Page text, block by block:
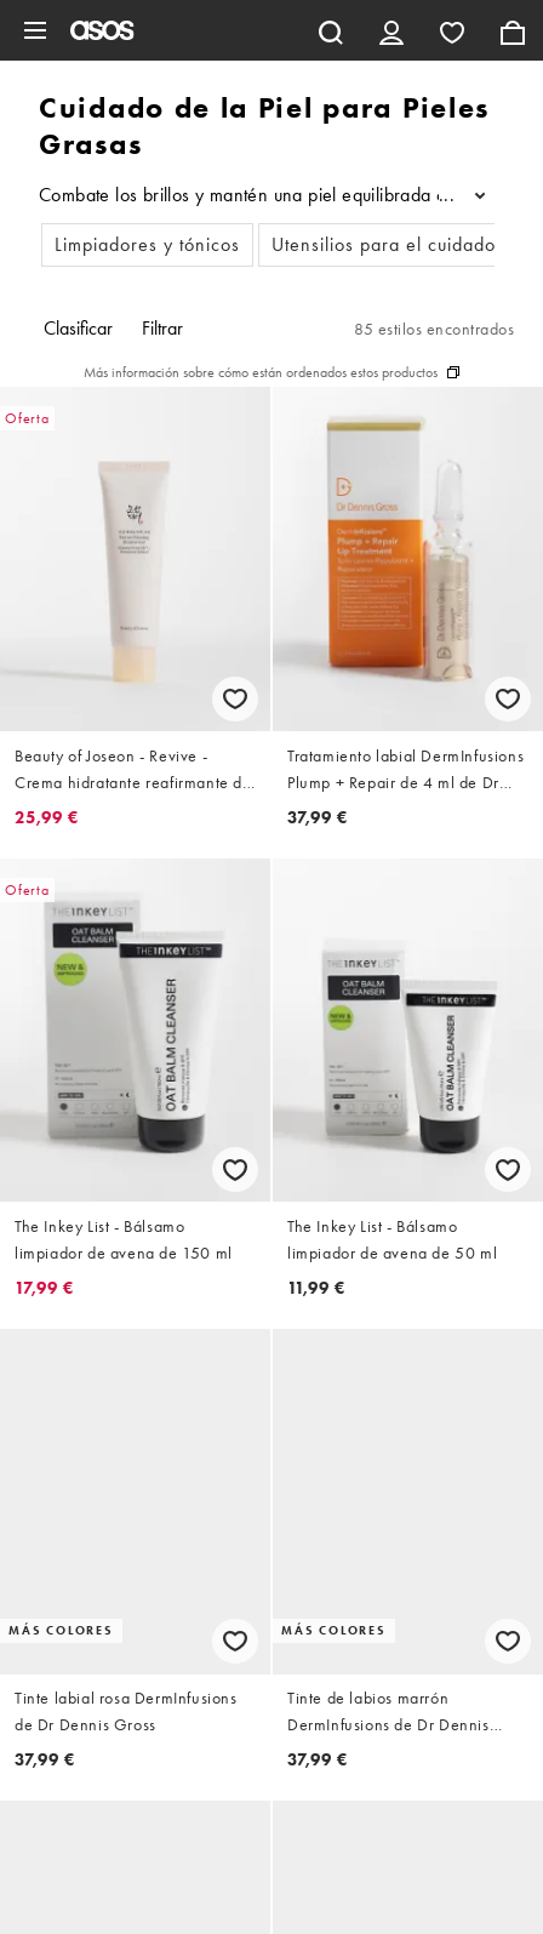
Cuidado de la Piel para Pieles
Grasas
Combate los brillos y mantén una piel equilibrada con los
...
Limpiadores y tónicos
Utensilios para el cuidado de
Clasificar Filtrar 85 estilos encontrados
Más información sobre cómo están ordenados estos productos
Oferta
Beauty of Joseon - Revive -
Crema hidratante reafirmante de
60 ml
25,99 €
Tratamiento labial DermInfusions
Plump + Repair de 4 ml de Dr
Dennis Gross
37,99 €
Oferta
The Inkey List - Bálsamo
limpiador de avena de 150 ml
17,99 €
The Inkey List - Bálsamo
limpiador de avena de 50 ml
11,99 €
MÁS COLORES
Tinte labial rosa DermInfusions
de Dr Dennis Gross
37,99 €
MÁS COLORES
Tinte de labios marrón
DermInfusions de Dr Dennis
Gross
37,99 €